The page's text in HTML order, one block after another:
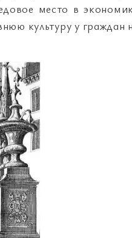
место в
культуру у граждан